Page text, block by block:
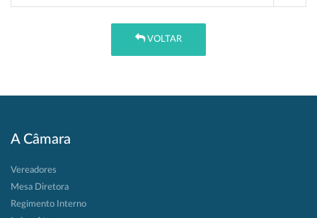
VOLTAR
A Câmara
Vereadores
Mesa Diretora
Regimento Interno